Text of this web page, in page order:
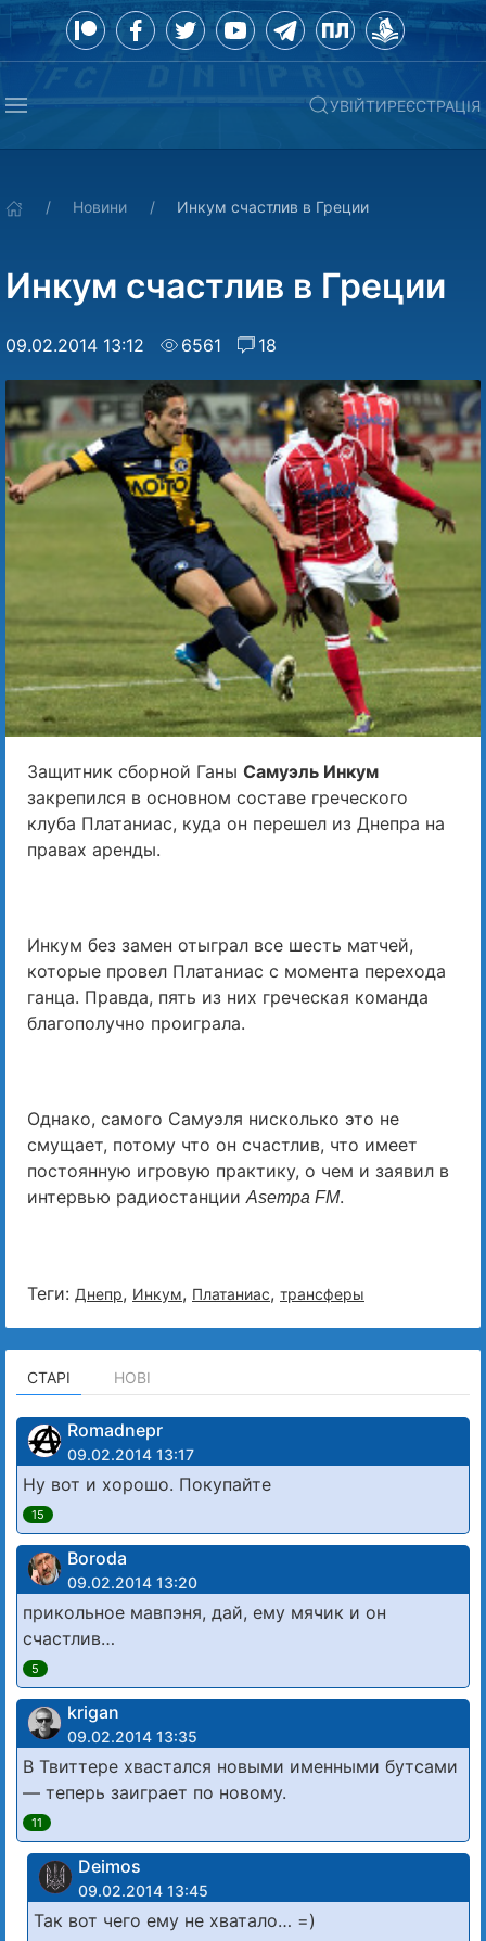
УВІЙТИРЕЄСТРАЦІЯ
Новини Инкум счастлив в Греции
Инкум счастлив в Греции
09.02.2014 13:12 6561 18
Защитник сборной Ганы Самуэль Инкум
закрепился в основном составе греческого
клуба Платаниас, куда он перешел из Днепра на
правах аренды.
Инкум без замен отыграл все шесть матчей,
которые провел Платаниас с момента перехода
ганца. Правда, пять из них греческая команда
благополучно проиграла.
Однако, самого Самуэля нисколько это не
смущает, потому что он счастлив, что имеет
постоянную игровую практику, о чем и заявил в
интервью радиостанции Asempa FM.
Теги: Днепр, Инкум, Платаниас, трансферы
СТАРІ НОВІ
Romadnepr
09.02.2014 13:17
Ну вот и хорошо. Покупайте
15
Boroda
09.02.2014 13:20
прикольное мавпэня, дай, ему мячик и он
счастлив…
5
krigan
09.02.2014 13:35
В Твиттере хвастался новыми именными бутсами
— теперь заиграет по новому.
11
Deimos
09.02.2014 13:45
Так вот чего ему не хватало… =)